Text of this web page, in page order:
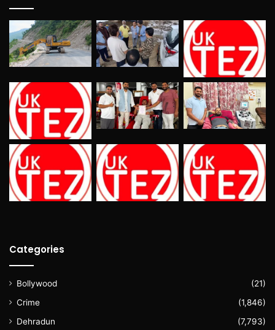
Categories
Bollywood
(21)
Crime
(1,846)
Dehradun
(7,793)